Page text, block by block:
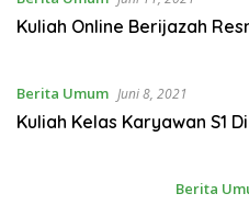
Kuliah Online Berijazah
Berita Umum Juni 8, 2021
Kuliah Kelas Karyawan S1
Berita